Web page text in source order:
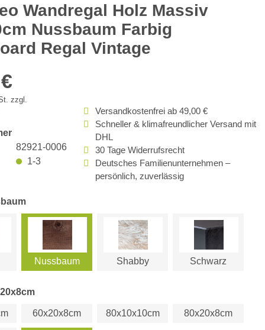
Wandregal Holz Massiv
Nussbaum Farbig
Regal Vintage
zzgl.
82921-0006
1-3
Versandkostenfrei ab 49,00 €
Schneller & klimafreundlicher Versand mit
DHL
30 Tage Widerrufsrecht
Deutsches Familienunternehmen –
persönlich, zuverlässig
Nussbaum Shabby Schwarz
60x20x8cm 80x10x10cm 80x20x8cm